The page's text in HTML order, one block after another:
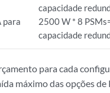
para
capacidade
2500 W * 8
capacidade
para cada
máximo das opções